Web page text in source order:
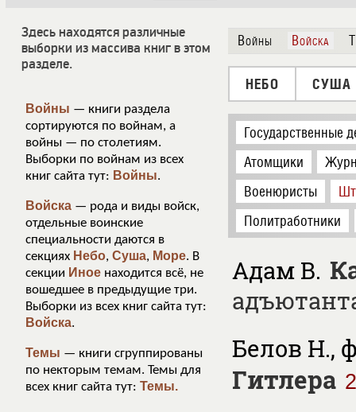
Здесь находятся различные
выборки из массива книг в этом
разделе.
Войны — книги раздела
сортируются по войнам, а
войны — по столетиям.
Выборки по войнам из всех
книг сайта тут: Войны.
Войска — рода и виды войск,
отдельные воинские
специальности даются в
секциях Небо, Суша, Море. В
секции Иное находится всё, не
вошедшее в предыдущие три.
Выборки из всех книг сайта тут:
Войска.
Темы — книги сгруппированы
по некторым темам. Темы для
всех книг сайта тут: Темы.
Войны Войска
НЕБО СУША
Государственные
Атомщики
Военюристы
Политработники
Адам В.
Белов Н.,
Гитлера